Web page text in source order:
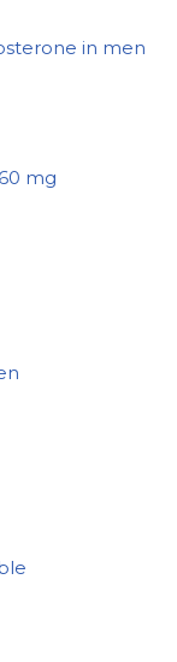
in men
mg